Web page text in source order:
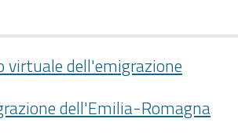
virtuale dell'emigrazione
dell'Emilia-Romagna